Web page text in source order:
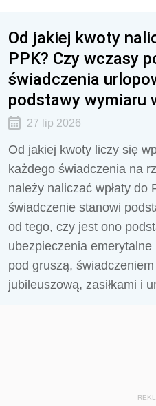
Od jakiej kwoty
PPK? Czy wczasy
świadczenia
podstawy wymiaru
27 lip 2026
Od jakiej kwoty liczy się
każdego świadczenia na
należy naliczać wpłaty do
świadczenie stanowi
od tego, czy jest ono
ubezpieczenia
pod gruszą,
jubileuszową, zasiłkami i